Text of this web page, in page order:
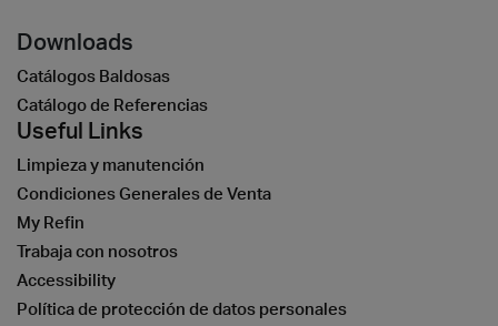
Downloads
Catálogos Baldosas
Catálogo de Referencias
Useful Links
Limpieza y manutención
Condiciones Generales de Venta
My Refin
Trabaja con nosotros
Accessibility
Política de protección de datos personales